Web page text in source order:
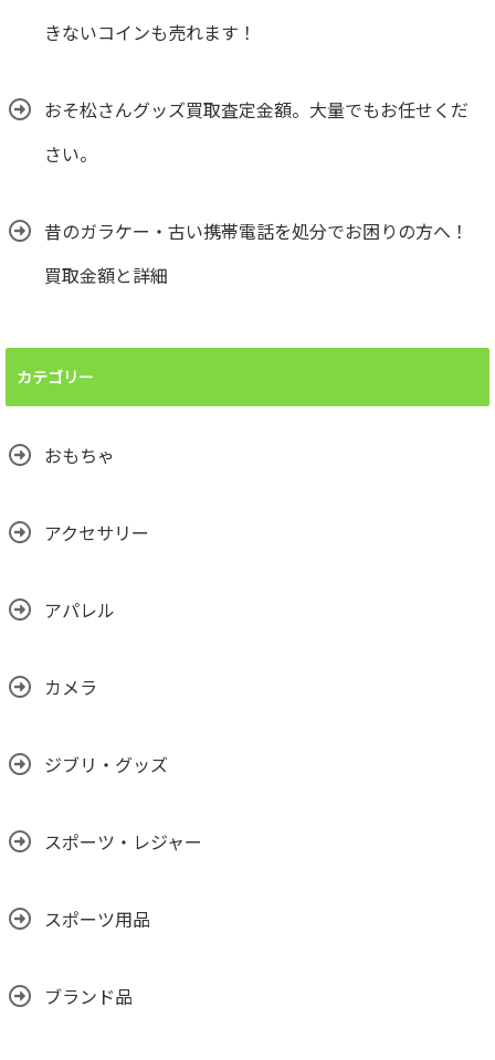
きないコインも売れます！
おそ松さんグッズ買取査定金額。大量でもお任せくだ
さい。
昔のガラケー・古い携帯電話を処分でお困りの方へ！
買取金額と詳細
カテゴリー
おもちゃ
アクセサリー
アパレル
カメラ
ジブリ・グッズ
スポーツ・レジャー
スポーツ用品
ブランド品